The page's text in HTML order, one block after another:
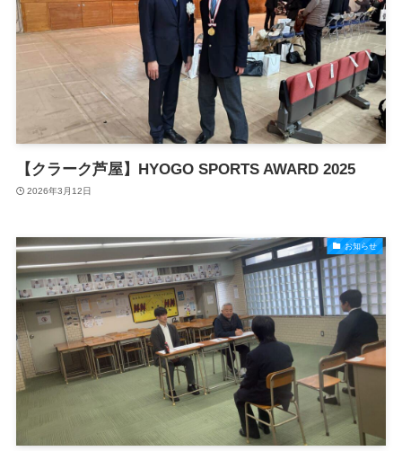
【クラーク芦屋】HYOGO SPORTS AWARD 2025
2026年3月12日
お知らせ